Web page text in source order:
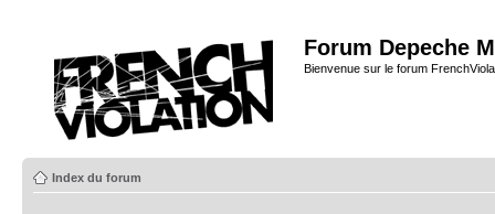
Forum Depeche
Bienvenue sur le forum
Index du forum